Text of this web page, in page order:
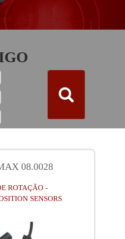
08.0028
ROTAÇÃO -
SENSORS